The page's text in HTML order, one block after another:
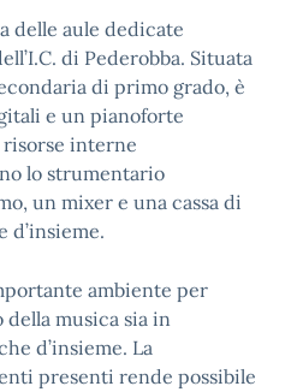
delle aule dedicate
di Pederobba. Situata
di primo grado, è
e un pianoforte
interne
lo strumentario
un mixer e una cassa di
d’insieme.
ambiente per
musica sia in
d’insieme. La
presenti rende possibile